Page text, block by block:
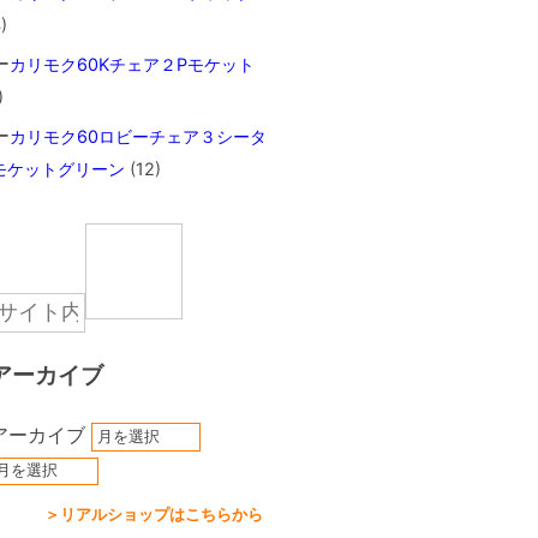
カリモク60Kチェア２Pモケット
カリモク60ロビーチェア３シータ
ケットグリーン (12)
ーカイブ
ーカイブ
＞リアルショップはこちらから